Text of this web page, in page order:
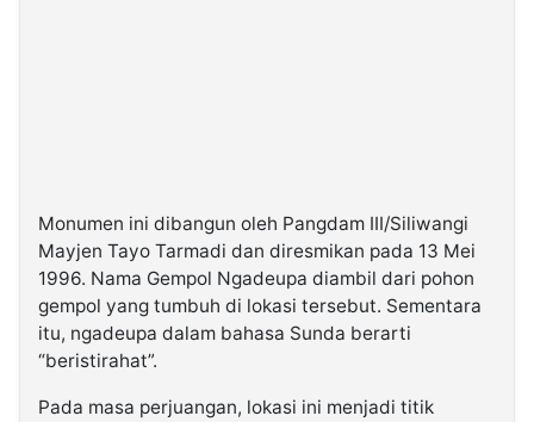
Monumen ini dibangun oleh Pangdam III/Siliwangi
Mayjen Tayo Tarmadi dan diresmikan pada 13 Mei
1996. Nama Gempol Ngadeupa diambil dari pohon
gempol yang tumbuh di lokasi tersebut. Sementara
itu, ngadeupa dalam bahasa Sunda berarti
“beristirahat”.
Pada masa perjuangan, lokasi ini menjadi titik